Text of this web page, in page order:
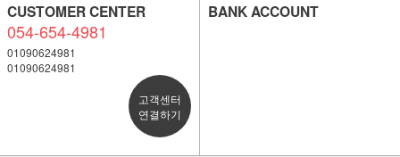
CUSTOMER CENTER
054-654-4981
01090624981
01090624981
고객센터
연결하기
BANK ACCOUNT